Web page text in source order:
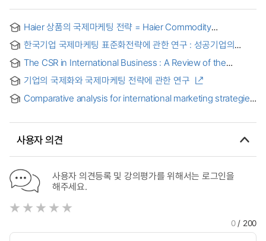
Haier 상품의 국제마케팅 전략 = Haier Commodity
International Marketing Strategy
한국기업 국제마케팅 표준화전략에 관한 연구 : 성공기업의
Standardization Strategy of Korea EnterprisesA sought
examples of successful enterprises
The CSR in International Business : A Review of the
Empirical Literature = 기업의 사회적책임활동의 결정요인 및
성과에 관한 연구: 국제경영 분야 선행연구 검토를 중심으로
기업의 국제화와 국제마케팅 전략에 관한 연구
Comparative analysis for international marketing strategies
purchasing behavior = 국제마케팅 전략수립을 위한 인터마켓
사용자 의견
사용자 의견등록 및 강의평가를 위해서는 로그인을
해주세요.
0/ 200